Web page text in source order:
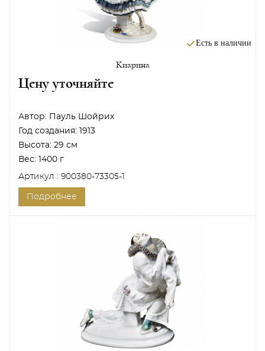
Есть в наличии
Киарина
Цену уточняйте
Автор:
Пауль Шойрих
Год создания:
1913
Высота: 29 см
Вес:
1400 г
Артикул : 900380-73305-1
Подробнее